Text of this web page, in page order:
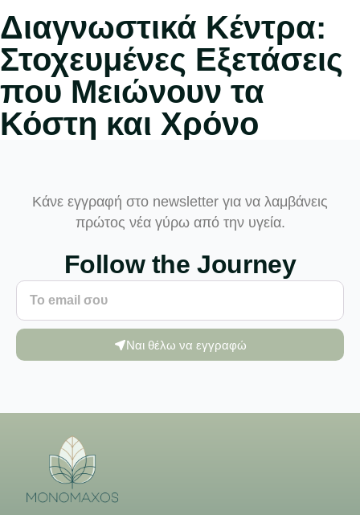
Διαγνωστικά Κέντρα:
Στοχευμένες Εξετάσεις
που Μειώνουν τα
Κόστη και Χρόνο
Κάνε εγγραφή στο newsletter για να λαμβάνεις
πρώτος νέα γύρω από την υγεία.
Follow the Journey
Ναι θέλω να εγγραφώ